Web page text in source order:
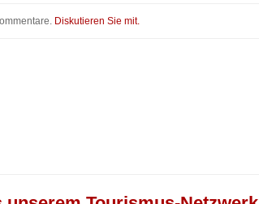
Diskutieren Sie mit.